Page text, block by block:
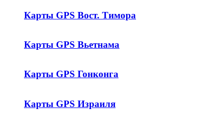
Карты GPS Вост. Тимора
Карты GPS Вьетнама
Карты GPS Гонконга
Карты GPS Израиля